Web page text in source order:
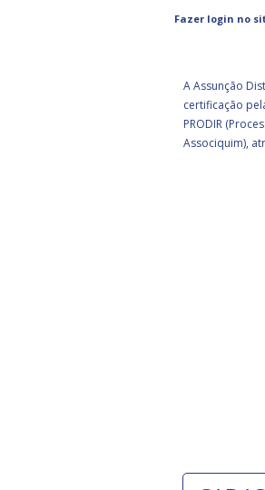
Fazer login no
A Assunção
certificação
PRODIR
Associquim),